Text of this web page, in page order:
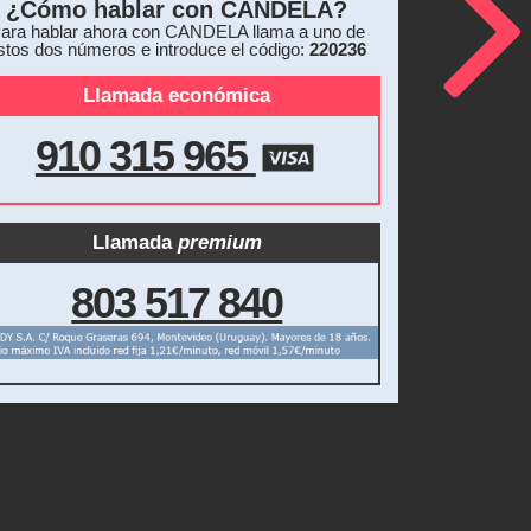
¿Cómo hablar con CANDELA?
hablar ahora con CANDELA llama a uno de
dos números e introduce el código:220236
Llamada económica
910 315 965
Llamada premium
803 517 840